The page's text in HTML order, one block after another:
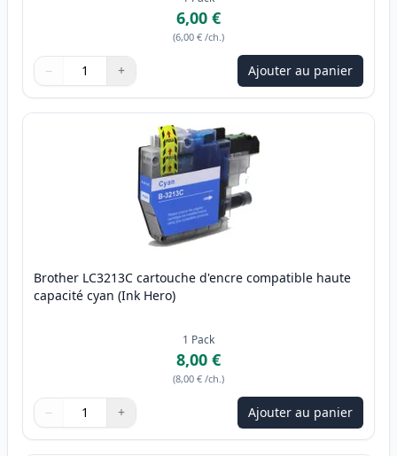
6,00 €
(6,00 € /ch.)
Quantité
Utilisez les boutons pour ajuster
− +
Quantité Ajouter au panier
Brother LC3213C cartouche d'encre compatible haute
capacité cyan (Ink Hero)
1 Pack
8,00 €
(8,00 € /ch.)
Quantité
Utilisez les boutons pour ajuster
− +
Quantité Ajouter au panier